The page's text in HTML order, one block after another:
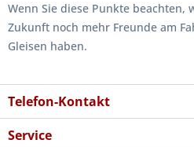
Wenn Sie diese Punkte beachten,
Zukunft noch mehr Freunde am
Gleisen haben.
Telefon-Kontakt
Service